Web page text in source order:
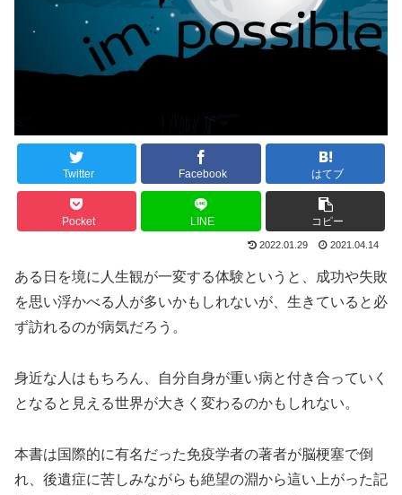
Twitter Facebook はてブ
Pocket LINE コピー
2022.01.29 2021.04.14
ある日を境に人生観が一変する体験というと、成功や失敗
を思い浮かべる人が多いかもしれないが、生きていると必
ず訪れるのが病気だろう。
身近な人はもちろん、自分自身が重い病と付き合っていく
となると見える世界が大きく変わるのかもしれない。
本書は国際的に有名だった免疫学者の著者が脳梗塞で倒
れ、後遺症に苦しみながらも絶望の淵から這い上がった記